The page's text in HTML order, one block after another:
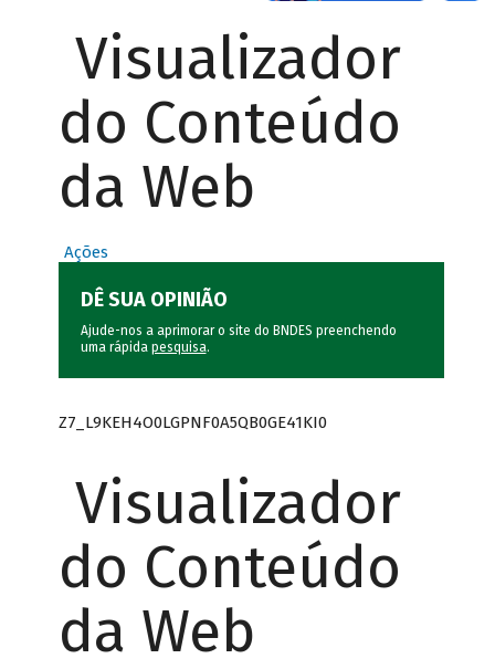
Visualizador
do Conteúdo
da Web
Ações
DÊ SUA OPINIÃO
Ajude-nos a aprimorar o site do BNDES preenchendo
uma rápida pesquisa.
Z7_L9KEH4O0LGPNF0A5QB0GE41KI0
Visualizador
do Conteúdo
da Web